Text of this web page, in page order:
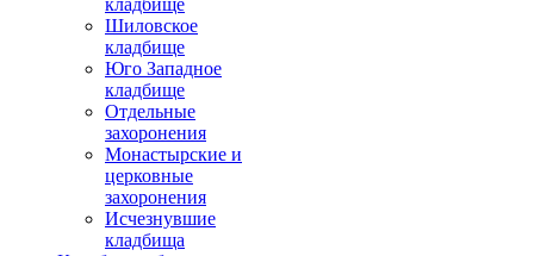
Шиловское
кладбище
Юго Западное
кладбище
Отдельные
захоронения
Монастырские и
церковные
захоронения
Исчезнувшие
кладбища